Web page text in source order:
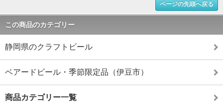
ページの先頭へ戻る
この商品のカテゴリー
静岡県のクラフトビール
ベアードビール・季節限定品（伊豆市）
商品カテゴリー一覧